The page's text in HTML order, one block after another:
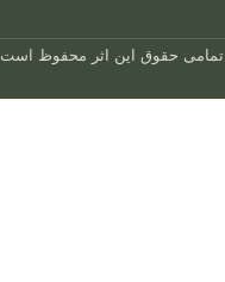
تمامی حقوق این اثر محفوظ است